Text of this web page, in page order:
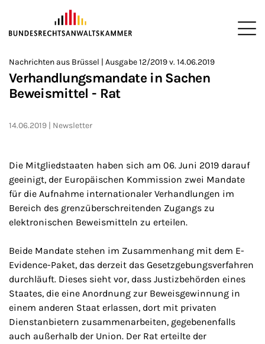
ZUM HAUPTINHALT SPRINGEN
Sie befinden sich hier:
>
Startseite
>
Newsroom
>
Newsletter
>
Nachrichten aus Brüssel
Nachrichten aus Brüssel | Ausgabe 12/2019 v. 14.06.2019
Verhandlungsmandate in Sachen
Beweismittel - Rat
14.06.2019 Newsletter
Die Mitgliedstaaten haben sich am 06. Juni 2019 darauf
geeinigt, der Europäischen Kommission zwei Mandate
für die Aufnahme internationaler Verhandlungen im
Bereich des grenzüberschreitenden Zugangs zu
elektronischen Beweismitteln zu erteilen.
Beide Mandate stehen im Zusammenhang mit dem E-
Evidence-Paket, das derzeit das Gesetzgebungsverfahren
durchläuft. Dieses sieht vor, dass Justizbehörden eines
Staates, die eine Anordnung zur Beweisgewinnung in
einem anderen Staat erlassen, dort mit privaten
Dienstanbietern zusammenarbeiten, gegebenenfalls
auch außerhalb der Union. Der Rat erteilte der